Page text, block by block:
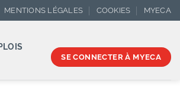
MENTIONS LÉGALES COOKIES MYECA
SE CONNECTER À MYECA